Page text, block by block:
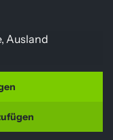
Ausland